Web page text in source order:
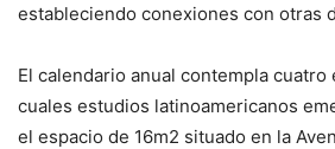
estableciendo conexiones con otras
El calendario anual contempla
cuales estudios latinoamericanos
el espacio de 16m2 situado en la